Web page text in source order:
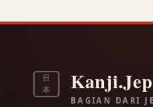
日
本
BAGIAN DARI